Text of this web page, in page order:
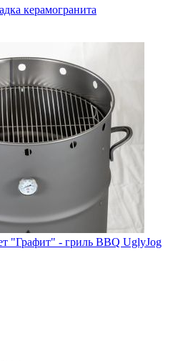
керамогранита
"Графит" - гриль BBQ UglyJog